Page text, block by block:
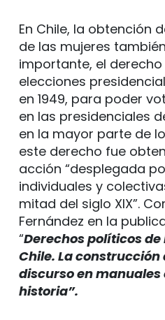
En Chile, la obtención
de las mujeres
importante, el
elecciones
en 1949, para poder
en las presidenciales
en la mayor parte de
este derecho fue
acción “desplegada
individuales y
mitad del siglo XIX”.
Fernández en la
“Derechos políticos
Chile. La
discurso en manuales
historia”.